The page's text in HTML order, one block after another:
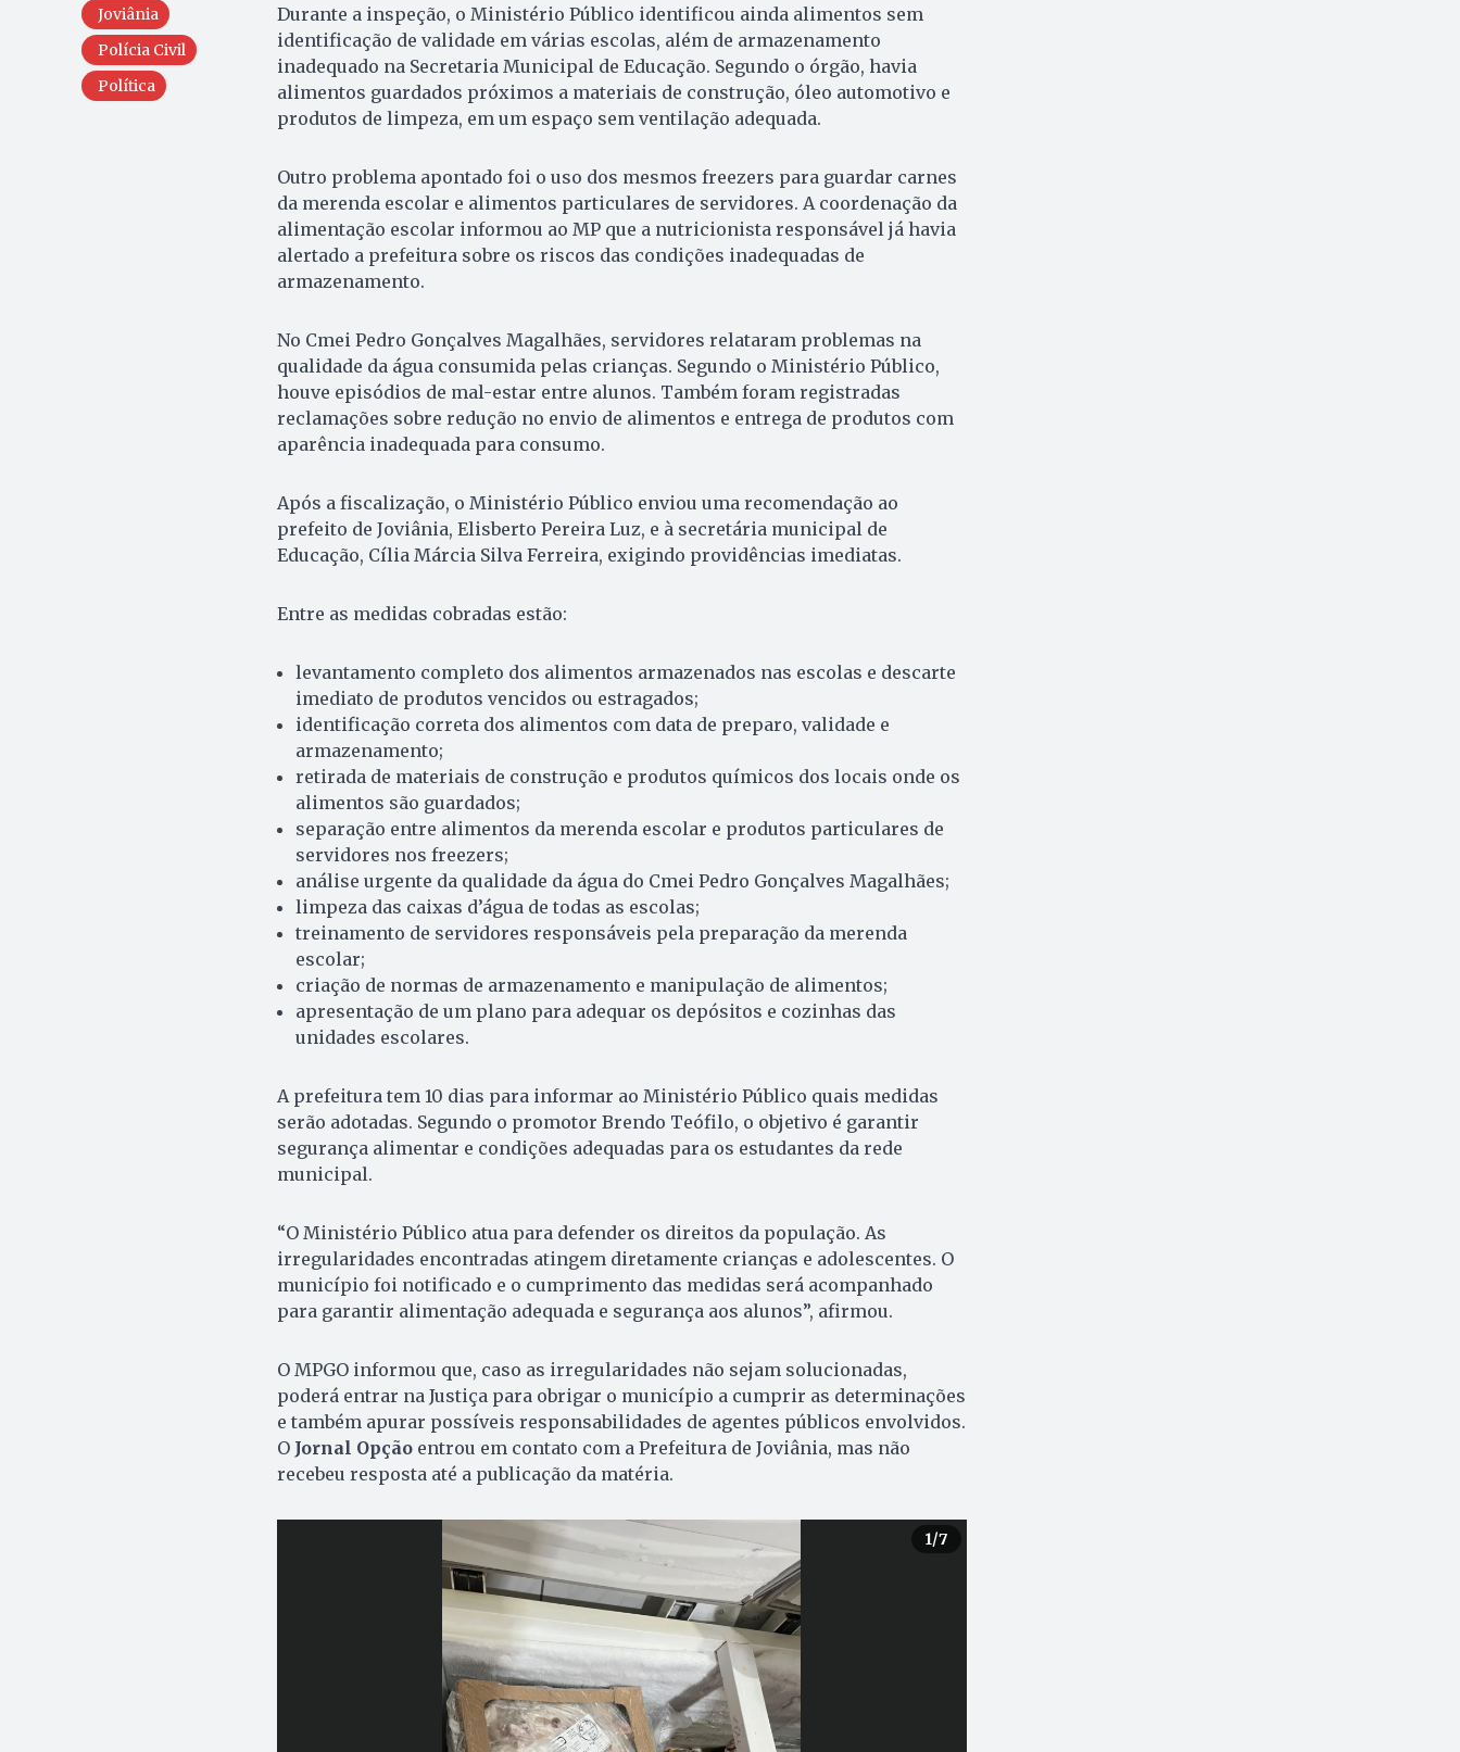
Joviânia
Polícia Civil
Política
Durante a inspeção, o Ministério Público identificou ainda alimentos sem
identificação de validade em várias escolas, além de armazenamento
inadequado na Secretaria Municipal de Educação. Segundo o órgão, havia
alimentos guardados próximos a materiais de construção, óleo automotivo e
produtos de limpeza, em um espaço sem ventilação adequada.
Outro problema apontado foi o uso dos mesmos freezers para guardar carnes
da merenda escolar e alimentos particulares de servidores. A coordenação da
alimentação escolar informou ao MP que a nutricionista responsável já havia
alertado a prefeitura sobre os riscos das condições inadequadas de
armazenamento.
No Cmei Pedro Gonçalves Magalhães, servidores relataram problemas na
qualidade da água consumida pelas crianças. Segundo o Ministério Público,
houve episódios de mal-estar entre alunos. Também foram registradas
reclamações sobre redução no envio de alimentos e entrega de produtos com
aparência inadequada para consumo.
Após a fiscalização, o Ministério Público enviou uma recomendação ao
prefeito de Joviânia, Elisberto Pereira Luz, e à secretária municipal de
Educação, Cília Márcia Silva Ferreira, exigindo providências imediatas.
Entre as medidas cobradas estão:
levantamento completo dos alimentos armazenados nas escolas e descarte
imediato de produtos vencidos ou estragados;
identificação correta dos alimentos com data de preparo, validade e
armazenamento;
retirada de materiais de construção e produtos químicos dos locais onde os
alimentos são guardados;
separação entre alimentos da merenda escolar e produtos particulares de
servidores nos freezers;
análise urgente da qualidade da água do Cmei Pedro Gonçalves Magalhães;
limpeza das caixas d’água de todas as escolas;
treinamento de servidores responsáveis pela preparação da merenda
escolar;
criação de normas de armazenamento e manipulação de alimentos;
apresentação de um plano para adequar os depósitos e cozinhas das
unidades escolares.
A prefeitura tem 10 dias para informar ao Ministério Público quais medidas
serão adotadas. Segundo o promotor Brendo Teófilo, o objetivo é garantir
segurança alimentar e condições adequadas para os estudantes da rede
municipal.
“O Ministério Público atua para defender os direitos da população. As
irregularidades encontradas atingem diretamente crianças e adolescentes. O
município foi notificado e o cumprimento das medidas será acompanhado
para garantir alimentação adequada e segurança aos alunos”, afirmou.
O MPGO informou que, caso as irregularidades não sejam solucionadas,
poderá entrar na Justiça para obrigar o município a cumprir as determinações
e também apurar possíveis responsabilidades de agentes públicos envolvidos.
O Jornal Opçãoentrou em contato com a Prefeitura de Joviânia, mas não
recebeu resposta até a publicação da matéria.
1/7